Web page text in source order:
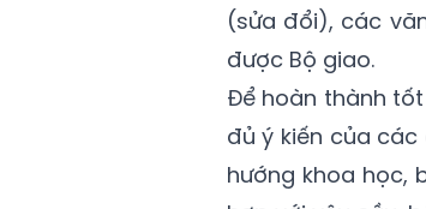
(sửa đổi), các
được Bộ giao.
Để hoàn thành
đủ ý kiến của
hướng khoa học,